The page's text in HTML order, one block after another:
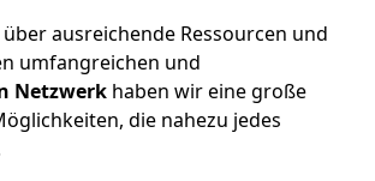
ausreichende Ressourcen und
umfangreichen und
Netzwerk haben wir eine große
die nahezu jedes